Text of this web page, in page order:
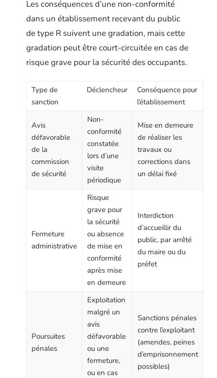
Les conséquences d’une non-conformité
dans un établissement recevant du public
de type R suivent une gradation, mais cette
gradation peut être court-circuitée en cas de
risque grave pour la sécurité des occupants.
Type de
sanction
Déclencheur
Conséquence pour
l’établissement
Avis
défavorable
de la
commission
de sécurité
Non-
conformité
constatée
lors d’une
visite
périodique
Mise en demeure
de réaliser les
travaux ou
corrections dans
un délai fixé
Fermeture
administrative
Risque
grave pour
la sécurité
ou absence
de mise en
conformité
après mise
en demeure
Interdiction
d’accueillir du
public, par arrêté
du maire ou du
préfet
Poursuites
pénales
Exploitation
malgré un
avis
défavorable
ou une
fermeture,
ou en cas
Sanctions pénales
contre l’exploitant
(amendes, peines
d’emprisonnement
possibles)